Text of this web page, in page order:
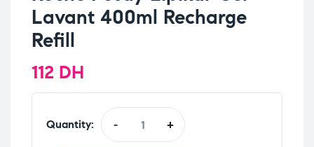
Lavant 400ml Recharge
Refill
112 DH
Quantity: - +